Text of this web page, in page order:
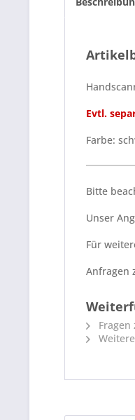
Evtl.
Farbe:
Bitte
Unser
Für
Anfragen
Fragen